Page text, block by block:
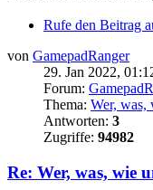
Rufe den Beitrag
von GamepadRanger
29. Jan 2022,
Forum:
Thema: Wer, was,
Antworten: 3
Zugriffe: 94982
Re: Wer, was, wie